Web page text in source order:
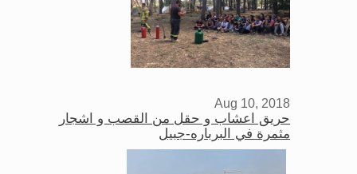
Aug 10, 2018
حريق اعشاب و حقل من القصب و اشجار
مثمرة في البرباره-جبيل